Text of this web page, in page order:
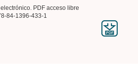
PDF acceso libre
84-1396-433-1